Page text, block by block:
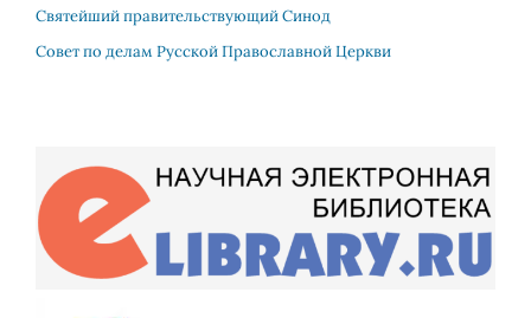
Святейший правительствующий Синод
Совет по делам Русской Православной Церкви